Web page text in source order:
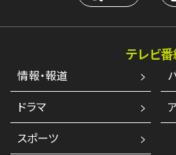
テレビ
情報・報道
ドラマ
スポーツ